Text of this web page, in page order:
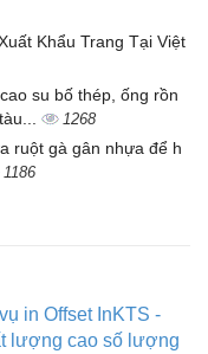
Khẩu Trang Tại Việt
su bố thép, ống rồn
1268
ruột gà gân nhựa để h
1186
in Offset InKTS -
lượng cao số lượng